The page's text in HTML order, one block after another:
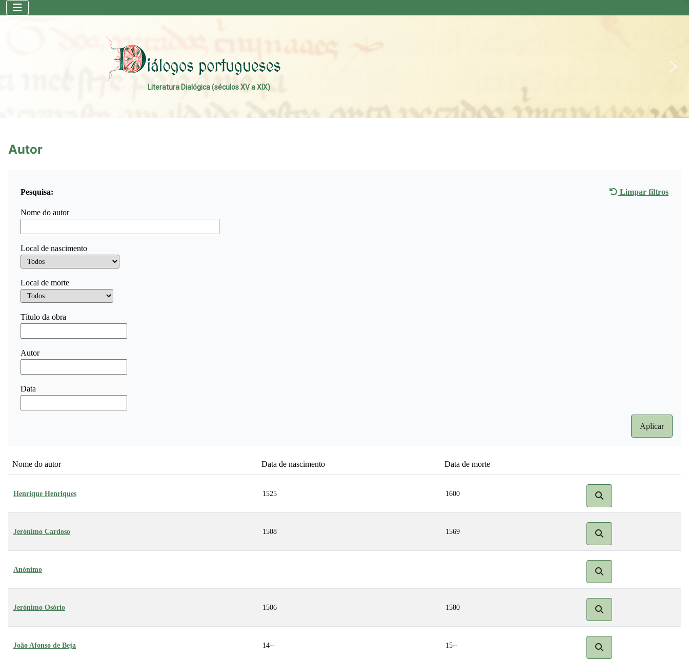
Literatura Dialógica (séculos XV a XIX)
Autor
Pesquisa: Limpar filtros
Nome do autor
Local de nascimento
Local de morte
Título da obra
Autor
Data
Nome do autor Data de nascimento Data de morte
Henrique Henriques 1525 1600
Jerónimo Cardoso 1508 1569
Anónimo
Jerónimo Osório 1506 1580
João Afonso de Beja 14-- 15--